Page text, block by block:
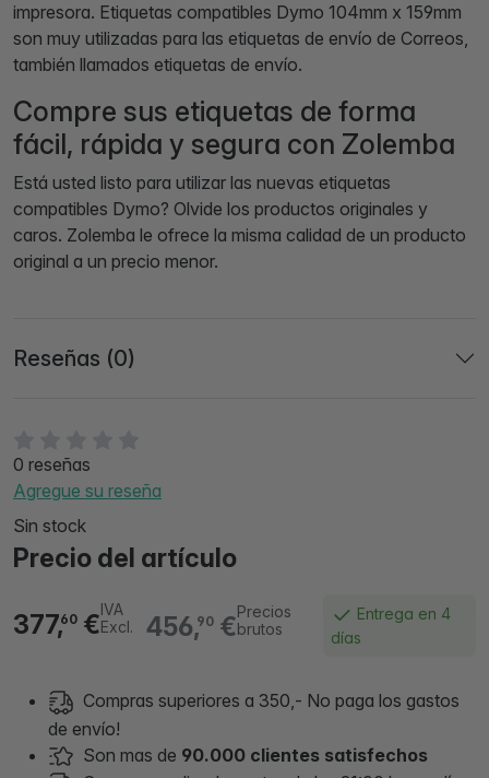
0 reseñas
Agregue su reseña
Sin stock
Precio del artículo
456,90 €Precios
brutos
377,60 €IVA
Excl.
Entrega en 4
días
Compras superiores a 350,- No paga los gastos
de envío!
Son mas de 90.000 clientes satisfechos
impresora. Etiquetas compatibles Dymo 104mm x 159mm
son muy utilizadas para las etiquetas de envío de Correos,
también llamados etiquetas de envío.
Compre sus etiquetas de forma
fácil, rápida y segura con Zolemba
Está usted listo para utilizar las nuevas etiquetas
compatibles Dymo? Olvide los productos originales y
caros. Zolemba le ofrece la misma calidad de un producto
original a un precio menor.
Reseñas (0)